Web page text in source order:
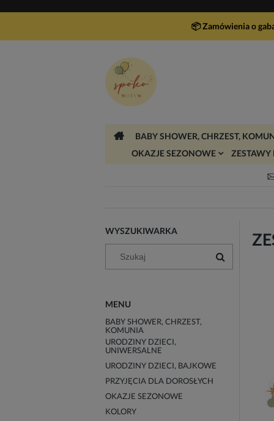
📦 Zamówienia o
BABY SHOWER, CHRZEST,
OKAZJE SEZONOWE
ZESTAWY
WYSZUKIWARKA
MENU
BABY SHOWER, CHRZEST,
KOMUNIA
URODZINY DZIECI,
UNIWERSALNE
URODZINY DZIECI, BAJKOWE
PRZYJĘCIA DLA DOROSŁYCH
OKAZJE SEZONOWE
KOLORY